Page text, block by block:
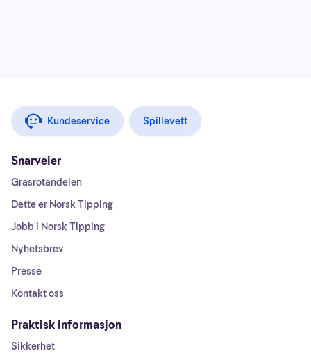
Kundeservice Spillevett
Snarveier
Grasrotandelen
Dette er Norsk Tipping
Jobb i Norsk Tipping
Nyhetsbrev
Presse
Kontakt oss
Praktisk informasjon
Sikkerhet